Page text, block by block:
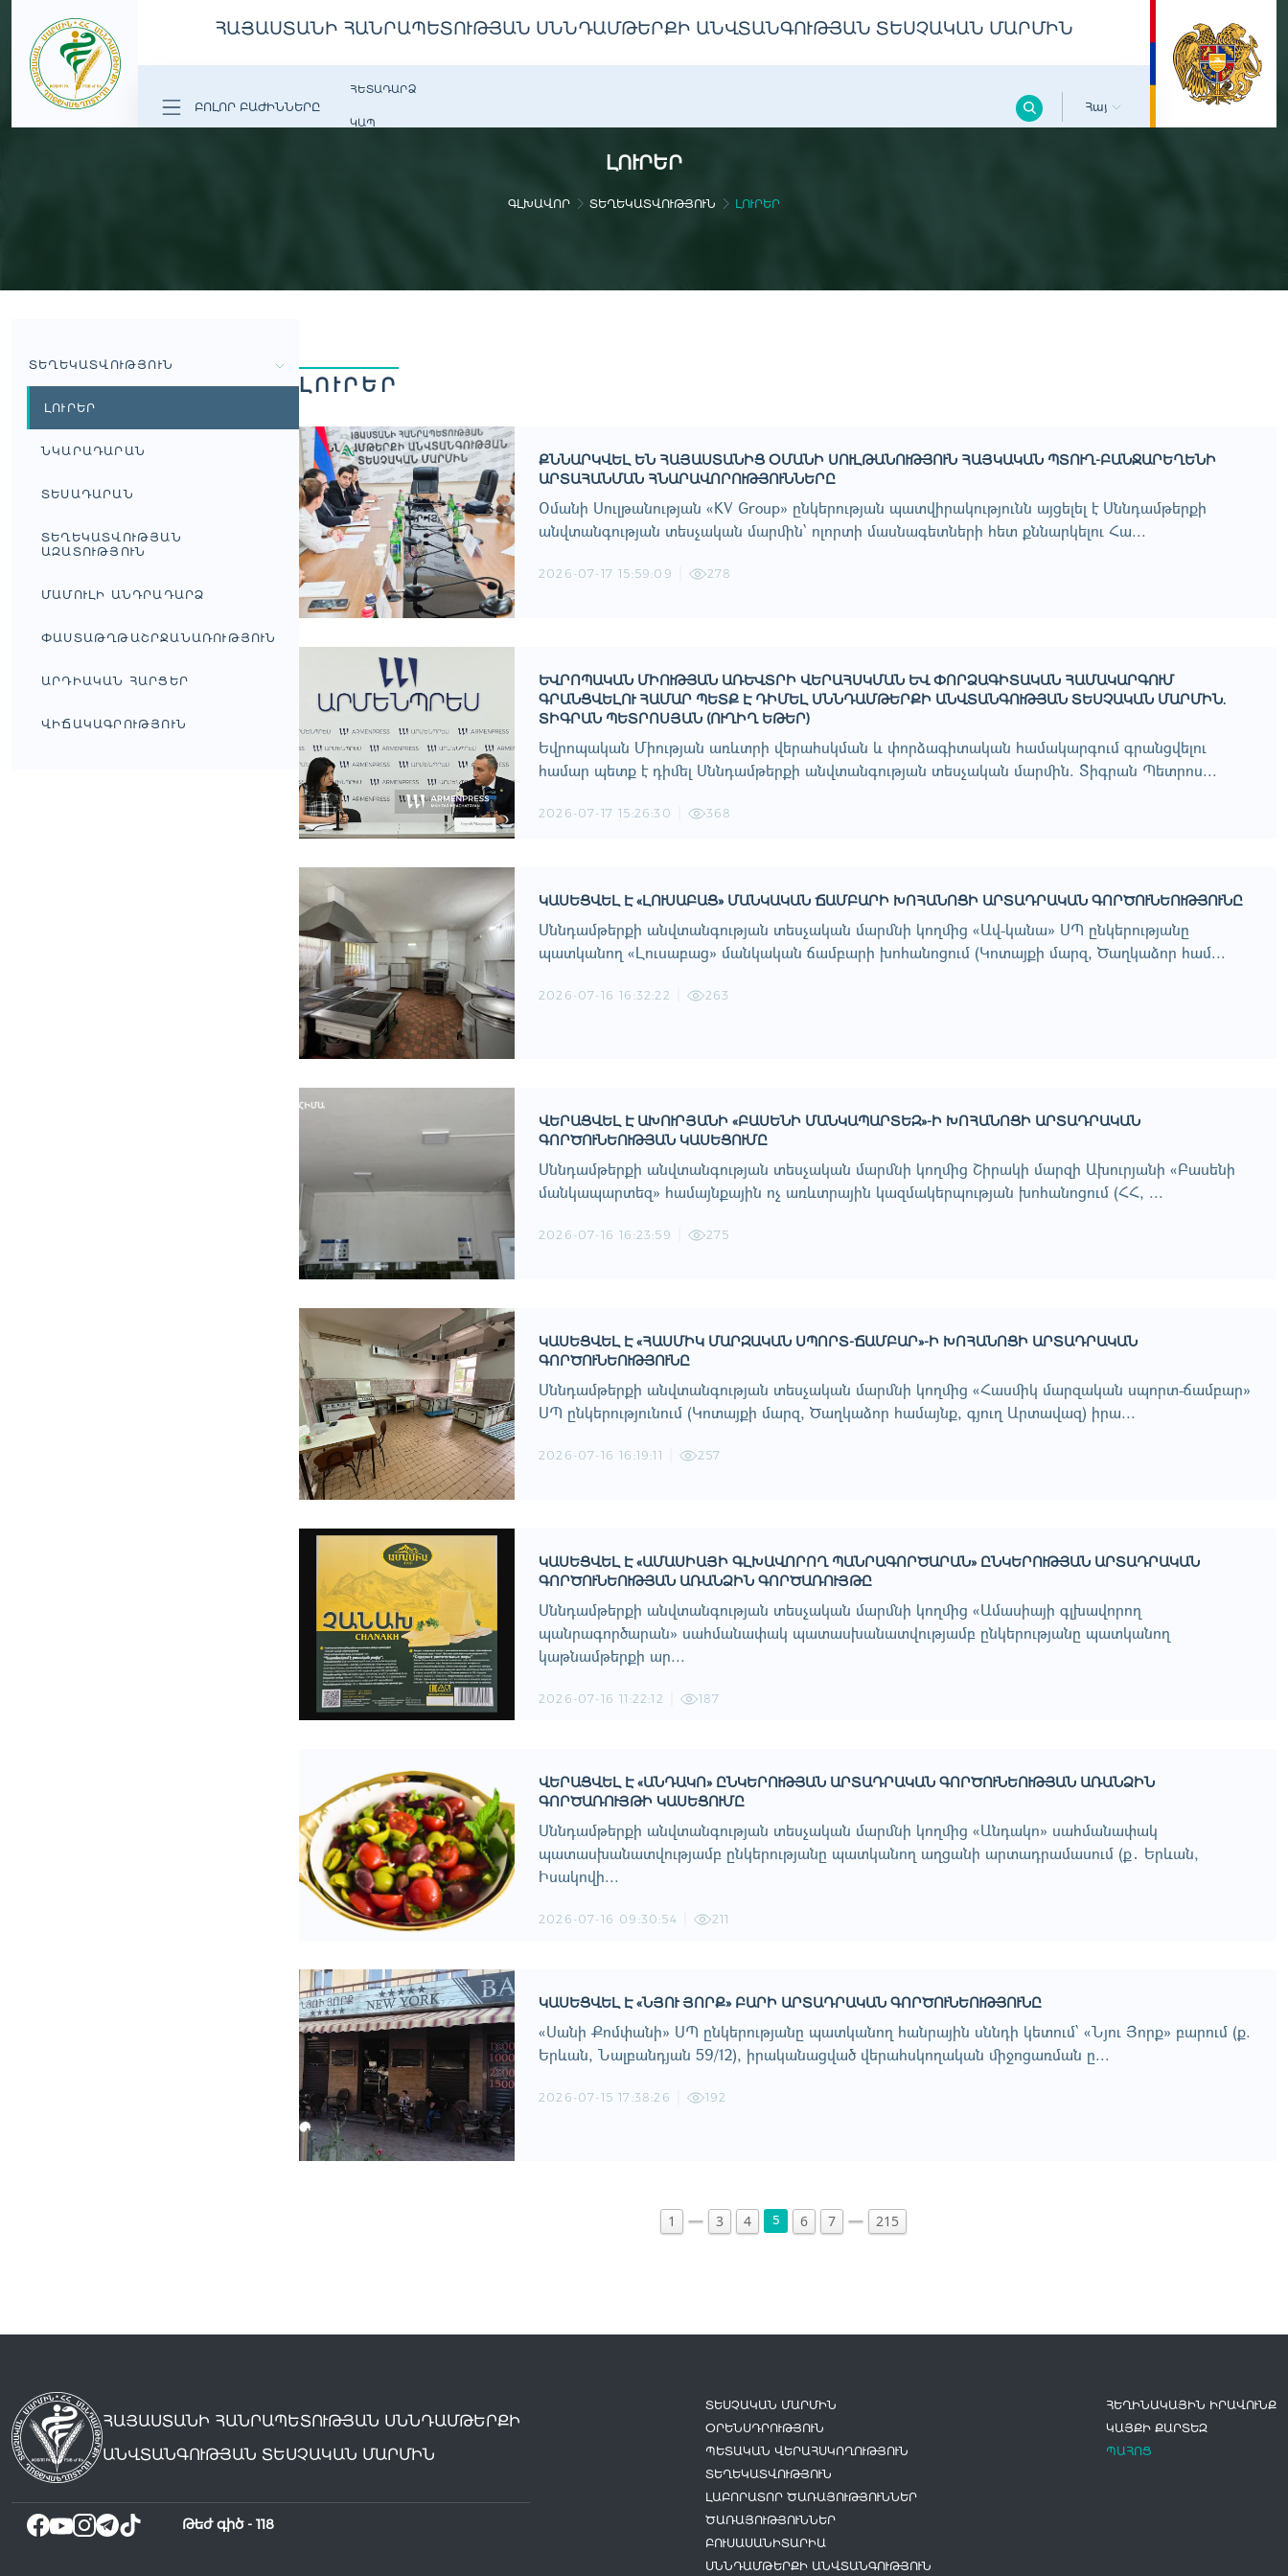
ՀԱՅԱՍՏԱՆԻ ՀԱՆՐԱՊԵՏՈՒԹՅԱՆ ՍՆՆԴԱՄԹԵՐՔԻ ԱՆՎՏԱՆԳՈՒԹՅԱՆ ՏԵՍՉԱԿԱՆ ՄԱՐՄԻՆ
ԲՈԼՈՐ ԲԱԺԻՆՆԵՐԸ
ՀԵՏԱԴԱՐՁ
ԿԱՊ
Հայ
ԼՈՒՐԵՐ
ԳԼԽԱՎՈՐ ՏԵՂԵԿԱՏՎՈՒԹՅՈՒՆ ԼՈՒՐԵՐ
ՏԵՂԵԿԱՏՎՈՒԹՅՈՒՆ
ԼՈՒՐԵՐ
ՆԿԱՐԱԴԱՐԱՆ
ՏԵՍԱԴԱՐԱՆ
ՏԵՂԵԿԱՏՎՈՒԹՅԱՆ
ԱԶԱՏՈՒԹՅՈՒՆ
ՄԱՄՈՒԼԻ ԱՆԴՐԱԴԱՐՁ
ՓԱՍՏԱԹՂԹԱՇՐՋԱՆԱՌՈՒԹՅՈՒՆ
ԱՐԴԻԱԿԱՆ ՀԱՐՑԵՐ
ՎԻՃԱԿԱԳՐՈՒԹՅՈՒՆ
ԼՈՒՐԵՐ
ՔՆՆԱՐԿՎԵԼ ԵՆ ՀԱՅԱՍՏԱՆԻՑ ՕՄԱՆԻ ՍՈՒԼԹԱՆՈՒԹՅՈՒՆ ՀԱՅԿԱԿԱՆ ՊՏՈՒՂ-ԲԱՆՋԱՐԵՂԵՆԻ
ԱՐՏԱՀԱՆՄԱՆ ՀՆԱՐԱՎՈՐՈՒԹՅՈՒՆՆԵՐԸ
Օմանի Սուլթանության «KV Group» ընկերության պատվիրակությունն այցելել է Սննդամթերքի
անվտանգության տեսչական մարմին՝ ոլորտի մասնագետների հետ քննարկելու Հա...
2026-07-17 15:59:09 278
ԵՎՐՈՊԱԿԱՆ ՄԻՈՒԹՅԱՆ ԱՌԵՎՏՐԻ ՎԵՐԱՀՍԿՄԱՆ ԵՎ ՓՈՐՁԱԳԻՏԱԿԱՆ ՀԱՄԱԿԱՐԳՈՒՄ
ԳՐԱՆՑՎԵԼՈՒ ՀԱՄԱՐ ՊԵՏՔ Է ԴԻՄԵԼ ՍՆՆԴԱՄԹԵՐՔԻ ԱՆՎՏԱՆԳՈՒԹՅԱՆ ՏԵՍՉԱԿԱՆ ՄԱՐՄԻՆ.
ՏԻԳՐԱՆ ՊԵՏՐՈՍՅԱՆ (ՈՒՂԻՂ ԵԹԵՐ)
Եվրոպական Միության առևտրի վերահսկման և փորձագիտական համակարգում գրանցվելու
համար պետք է դիմել Սննդամթերքի անվտանգության տեսչական մարմին. Տիգրան Պետրոս...
2026-07-17 15:26:30 368
ԿԱՍԵՑՎԵԼ Է «ԼՈՒՍԱԲԱՑ» ՄԱՆԿԱԿԱՆ ՃԱՄԲԱՐԻ ԽՈՀԱՆՈՑԻ ԱՐՏԱԴՐԱԿԱՆ ԳՈՐԾՈՒՆԵՈՒԹՅՈՒՆԸ
Սննդամթերքի անվտանգության տեսչական մարմնի կողմից «Ավ-կանա» ՍՊ ընկերությանը
պատկանող «Լուսաբաց» մանկական ճամբարի խոհանոցում (Կոտայքի մարզ, Ծաղկաձոր համ...
2026-07-16 16:32:22 263
ՎԵՐԱՑՎԵԼ Է ԱԽՈՒՐՅԱՆԻ «ԲԱՍԵՆԻ ՄԱՆԿԱՊԱՐՏԵԶ»-Ի ԽՈՀԱՆՈՑԻ ԱՐՏԱԴՐԱԿԱՆ
ԳՈՐԾՈՒՆԵՈՒԹՅԱՆ ԿԱՍԵՑՈՒՄԸ
Սննդամթերքի անվտանգության տեսչական մարմնի կողմից Շիրակի մարզի Ախուրյանի «Բասենի
մանկապարտեզ» համայնքային ոչ առևտրային կազմակերպության խոհանոցում (ՀՀ, ...
2026-07-16 16:23:59 275
ԿԱՍԵՑՎԵԼ Է «ՀԱՍՄԻԿ ՄԱՐԶԱԿԱՆ ՍՊՈՐՏ-ՃԱՄԲԱՐ»-Ի ԽՈՀԱՆՈՑԻ ԱՐՏԱԴՐԱԿԱՆ
ԳՈՐԾՈՒՆԵՈՒԹՅՈՒՆԸ
Սննդամթերքի անվտանգության տեսչական մարմնի կողմից «Հասմիկ մարզական սպորտ-ճամբար»
ՍՊ ընկերությունում (Կոտայքի մարզ, Ծաղկաձոր համայնք, գյուղ Արտավազ) իրա...
2026-07-16 16:19:11 257
ԿԱՍԵՑՎԵԼ Է «ԱՄԱՍԻԱՅԻ ԳԼԽԱՎՈՐՈՂ ՊԱՆՐԱԳՈՐԾԱՐԱՆ» ԸՆԿԵՐՈՒԹՅԱՆ ԱՐՏԱԴՐԱԿԱՆ
ԳՈՐԾՈՒՆԵՈՒԹՅԱՆ ԱՌԱՆՁԻՆ ԳՈՐԾԱՌՈՒՅԹԸ
Սննդամթերքի անվտանգության տեսչական մարմնի կողմից «Ամասիայի գլխավորող
պանրագործարան» սահմանափակ պատասխանատվությամբ ընկերությանը պատկանող
կաթնամթերքի ար...
2026-07-16 11:22:12 187
ՎԵՐԱՑՎԵԼ Է «ԱՆԴԱԿՈ» ԸՆԿԵՐՈՒԹՅԱՆ ԱՐՏԱԴՐԱԿԱՆ ԳՈՐԾՈՒՆԵՈՒԹՅԱՆ ԱՌԱՆՁԻՆ
ԳՈՐԾԱՌՈՒՅԹԻ ԿԱՍԵՑՈՒՄԸ
Սննդամթերքի անվտանգության տեսչական մարմնի կողմից «Անդակո» սահմանափակ
պատասխանատվությամբ ընկերությանը պատկանող աղցանի արտադրամասում (ք․ Երևան,
Իսակովի...
2026-07-16 09:30:54 211
ԿԱՍԵՑՎԵԼ Է «ՆՅՈՒ ՅՈՐՔ» ԲԱՐԻ ԱՐՏԱԴՐԱԿԱՆ ԳՈՐԾՈՒՆԵՈՒԹՅՈՒՆԸ
«Սանի Քոմփանի» ՍՊ ընկերությանը պատկանող հանրային սննդի կետում՝ «Նյու Յորք» բարում (ք.
Երևան, Նալբանդյան 59/12), իրականացված վերահսկողական միջոցառման ը...
2026-07-15 17:38:26 192
1 3 4 5 6 7 215
ՀԱՅԱՍՏԱՆԻ ՀԱՆՐԱՊԵՏՈՒԹՅԱՆ ՍՆՆԴԱՄԹԵՐՔԻ
ԱՆՎՏԱՆԳՈՒԹՅԱՆ ՏԵՍՉԱԿԱՆ ՄԱՐՄԻՆ
Թեժ գիծ - 118
ՏԵՍՉԱԿԱՆ ՄԱՐՄԻՆ
ՕՐԵՆՍԴՐՈՒԹՅՈՒՆ
ՊԵՏԱԿԱՆ ՎԵՐԱՀՍԿՈՂՈՒԹՅՈՒՆ
ՏԵՂԵԿԱՏՎՈՒԹՅՈՒՆ
ԼԱԲՈՐԱՏՈՐ ԾԱՌԱՅՈՒԹՅՈՒՆՆԵՐ
ԾԱՌԱՅՈՒԹՅՈՒՆՆԵՐ
ԲՈՒՍԱՍԱՆԻՏԱՐԻԱ
ՍՆՆԴԱՄԹԵՐՔԻ ԱՆՎՏԱՆԳՈՒԹՅՈՒՆ
ՀԵՂԻՆԱԿԱՅԻՆ ԻՐԱՎՈՒՆՔ
ԿԱՅՔԻ ՔԱՐՏԵԶ
ՊԱՀՈՑ